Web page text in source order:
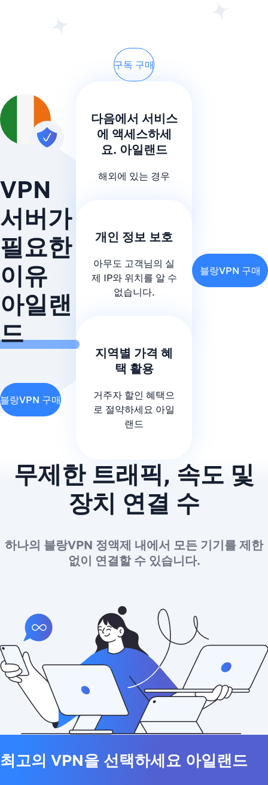
구독 구매
VPN
서버가
필요한
이유
아일랜
드
블랑VPN 구매
다음에서 서비스
에 액세스하세
요. 아일랜드
해외에 있는 경우
개인 정보 보호
아무도 고객님의 실
제 IP와 위치를 알 수
없습니다.
지역별 가격 혜
택 활용
거주자 할인 혜택으
로 절약하세요 아일
랜드
블랑VPN 구매
무제한 트래픽, 속도 및
장치 연결 수
하나의 블랑VPN 정액제 내에서 모든 기기를 제한
없이 연결할 수 있습니다.
최고의 VPN을 선택하세요 아일랜드